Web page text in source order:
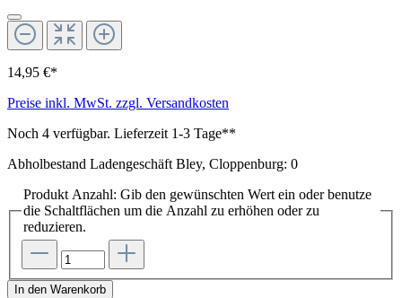
14,95 €*
Preise inkl. MwSt. zzgl. Versandkosten
Noch 4 verfügbar. Lieferzeit 1-3 Tage**
Abholbestand Ladengeschäft Bley, Cloppenburg: 0
Produkt Anzahl: Gib den gewünschten Wert ein oder benutze
die Schaltflächen um die Anzahl zu erhöhen oder zu
reduzieren.
In den Warenkorb